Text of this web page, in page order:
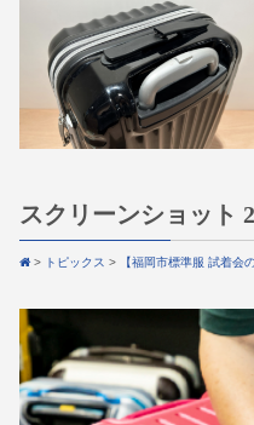
スクリーンショット
> トピックス > 【福岡市標準服 試着会